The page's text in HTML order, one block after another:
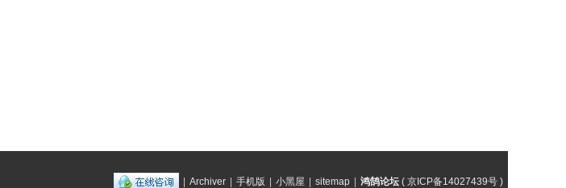
| Archiver | 手机版 | 小黑屋 | sitemap | 鸿鹄论坛 ( 京ICP备14027439号 )